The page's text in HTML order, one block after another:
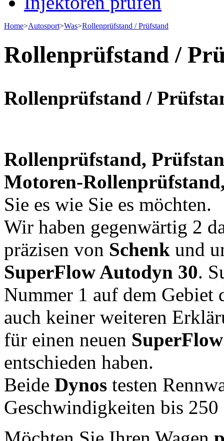
Home>Autosport>Was>Rollenprüfstand / Prüfstand
Rollenprüfstand /
Rollenprüfstand /
Rollenprüfstand,
Motoren-
Sie es wie Sie es möchten.
Wir haben gegenwärtig 2
präzisen von Schenk und
SuperFlow Autodyn 30.
Nummer 1 auf dem Gebiet
auch keiner weiteren
für einen neuen
entschieden haben.
Beide Dynos testen
Geschwindigkeiten bis